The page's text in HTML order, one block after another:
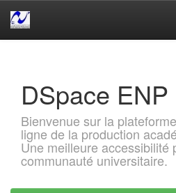
DSpace ENP
Bienvenue sur la
ligne de la production
Une meilleure accessibilité
communauté universitaire.